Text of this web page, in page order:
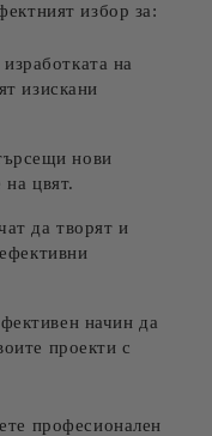
избор за:
на
изискани
нови
на цвят.
да творят и
начин да
проекти с
професионален